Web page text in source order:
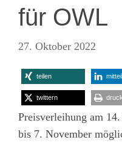
für OWL
27. Oktober 2022
teilen
twittern
Preisverleihung am
bis 7. November